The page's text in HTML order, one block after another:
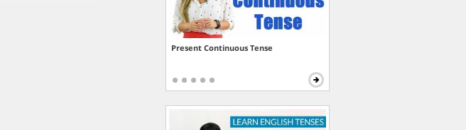
Present Continuous Tense